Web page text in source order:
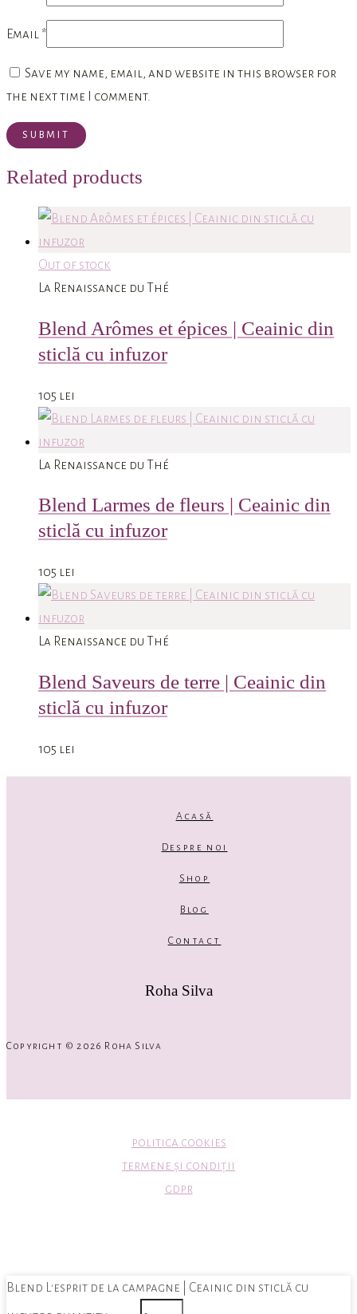
Email *
Save my name, email, and website in this browser for
the next time I comment.
Related products
Out of stock
La Renaissance du Thé
Blend Arômes et épices | Ceainic din
sticlă cu infuzor
105 lei
La Renaissance du Thé
Blend Larmes de fleurs | Ceainic din
sticlă cu infuzor
105 lei
La Renaissance du Thé
Blend Saveurs de terre | Ceainic din
sticlă cu infuzor
105 lei
Acasă
Despre noi
Shop
Blog
Contact
Roha Silva
Copyright © 2026 Roha Silva
politica cookies
termene și condiții
gdpr
Blend L'esprit de la campagne | Ceainic din sticlă cu